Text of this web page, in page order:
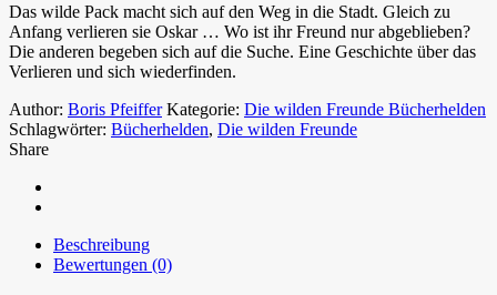
Das wilde Pack macht sich auf den Weg in die Stadt. Gleich zu
Anfang verlieren sie Oskar … Wo ist ihr Freund nur abgeblieben?
Die anderen begeben sich auf die Suche. Eine Geschichte über das
Verlieren und sich wiederfinden.
Author: Boris Pfeiffer Kategorie: Die wilden Freunde Bücherhelden
Schlagwörter: Bücherhelden, Die wilden Freunde
Share
Beschreibung
Bewertungen (0)